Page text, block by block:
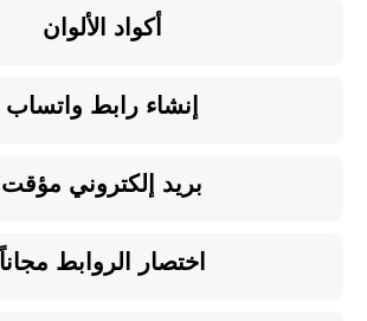
أكواد الألوان
إنشاء رابط واتساب
بريد إلكتروني مؤقت
اختصار الروابط مجاناً